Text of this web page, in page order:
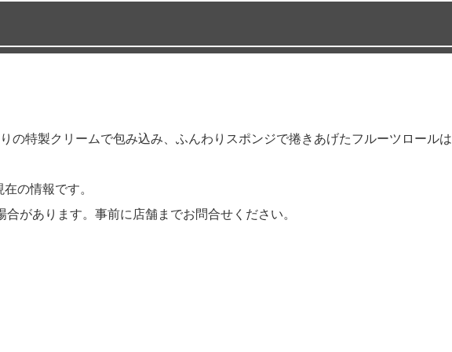
の特製クリームで包み込み、ふんわりスポンジで捲きあげたフルーツロール
の情報です。
があります。事前に店舗までお問合せください。